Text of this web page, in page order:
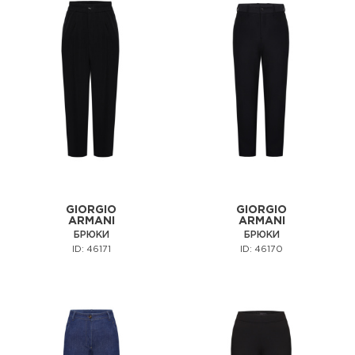
GIORGIO
ARMANI
БРЮКИ
ID: 46171
GIORGIO
ARMANI
БРЮКИ
ID: 46170